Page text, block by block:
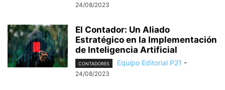
24/08/2023
El Contador: Un Aliado
Estratégico en la Implementación
de Inteligencia Artificial
CONTADORES Equipo Editorial P21 -
24/08/2023